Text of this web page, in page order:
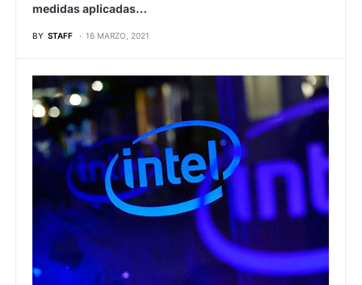
medidas aplicadas…
BY STAFF 16 MARZO, 2021